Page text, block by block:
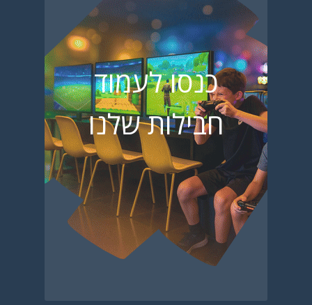
כנסו לעמוד
חבילות שלנו